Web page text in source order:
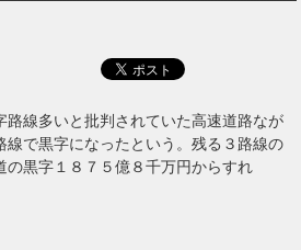
線多いと批判されていた高速道路なが
で黒字になったという。残る３路線の
黒字１８７５億８千万円からすれ